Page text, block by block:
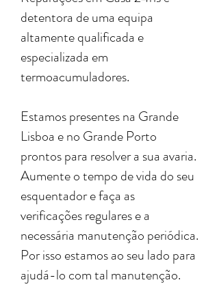
detentora de uma equipa
altamente qualificada e
especializada em
termoacumuladores.
Estamos presentes na Grande
Lisboa e no Grande Porto
prontos para resolver a sua avaria.
Aumente o tempo de vida do seu
esquentador e faça as
verificações regulares e a
necessária manutenção periódica.
Por isso estamos ao seu lado para
ajudá-lo com tal manutenção.